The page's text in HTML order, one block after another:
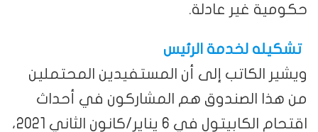
حكومية غير عادلة.
تشكيله لخدمة الرئيس
ويشير الكاتب إلى أن المستفيدين المحتملين
من هذا الصندوق هم المشاركون في أحداث
اقتحام الكابيتول في 6 يناير/كانون الثاني 2021،